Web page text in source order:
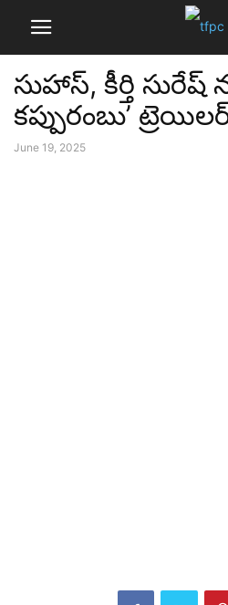
సుహాస్, కీర్తి సురేష్
కప్పురంబు’
June 19, 2025